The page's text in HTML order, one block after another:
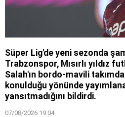
Süper Lig'de yeni sezonda
Trabzonspor, Mısırlı yıldız
Salah'ın bordo-mavili
konulduğu yönünde
yansıtmadığını bildirdi.
07/08/2026 19:04